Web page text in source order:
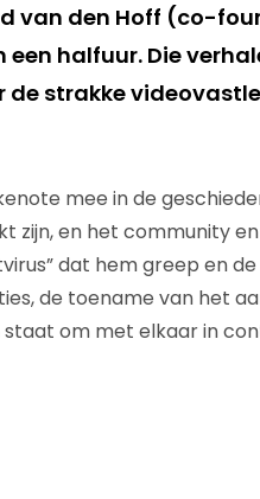
van den Hoff (co-
halfuur. Die
de strakke
mee in de
zijn, en het community
dat hem greep en
de toename van het
om met elkaar in